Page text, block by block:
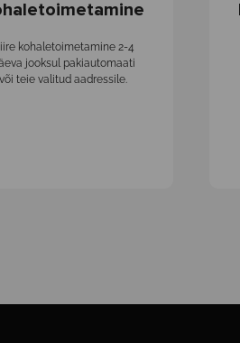
kohaletoimetamine 2-4
jooksul pakiautomaati
või teie valitud aadressile.